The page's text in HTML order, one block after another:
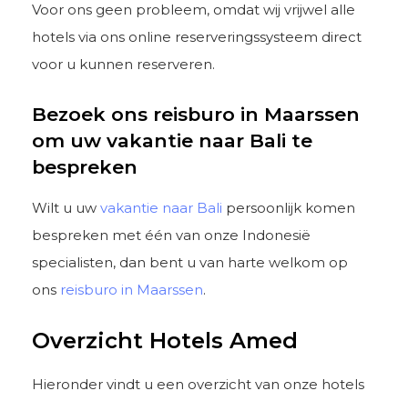
Voor ons geen probleem, omdat wij vrijwel alle
hotels via ons online reserveringssysteem direct
voor u kunnen reserveren.
Bezoek ons reisburo in Maarssen
om uw vakantie naar Bali te
bespreken
Wilt u uw vakantie naar Bali persoonlijk komen
bespreken met één van onze Indonesië
specialisten, dan bent u van harte welkom op
ons reisburo in Maarssen.
Overzicht Hotels Amed
Hieronder vindt u een overzicht van onze hotels